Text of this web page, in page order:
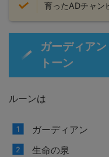
育ったADチャン
ガーディア
トーン
ルーンは
ガーディアン
生命の泉